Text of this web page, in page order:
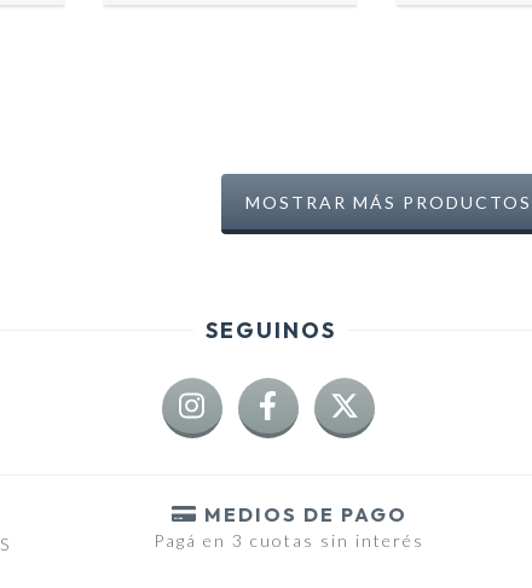
MOSTRAR MÁS PRODUCTOS
SEGUINOS
MEDIOS DE PAGO
Pagá en 3 cuotas sin interés